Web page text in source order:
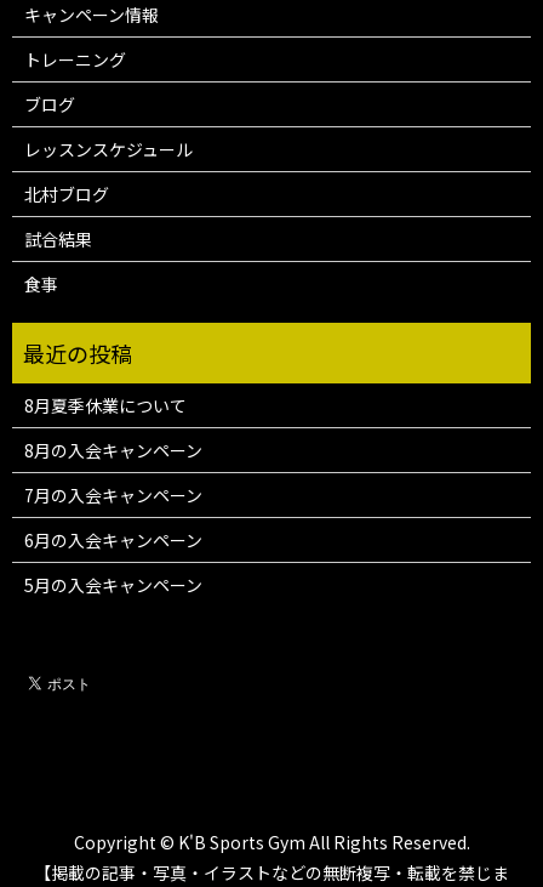
キャンペーン情報
トレーニング
ブログ
レッスンスケジュール
北村ブログ
試合結果
食事
8月夏季休業について
8月の入会キャンペーン
7月の入会キャンペーン
6月の入会キャンペーン
5月の入会キャンペーン
Copyright © K'B Sports Gym All Rights Reserved.
【掲載の記事・写真・イラストなどの無断複写・転載を禁じま